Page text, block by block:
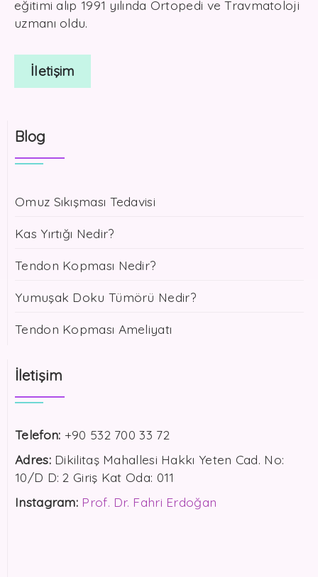
eğitimi alıp 1991 yılında Ortopedi ve Travmatoloji
uzmanı oldu.
İletişim
Blog
Omuz Sıkışması Tedavisi
Kas Yırtığı Nedir?
Tendon Kopması Nedir?
Yumuşak Doku Tümörü Nedir?
Tendon Kopması Ameliyatı
İletişim
Telefon: +90 532 700 33 72
Adres:Dikilitaş Mahallesi Hakkı Yeten Cad. No:
10/D D: 2 Giriş Kat Oda: 011
Instagram: Prof. Dr. Fahri Erdoğan